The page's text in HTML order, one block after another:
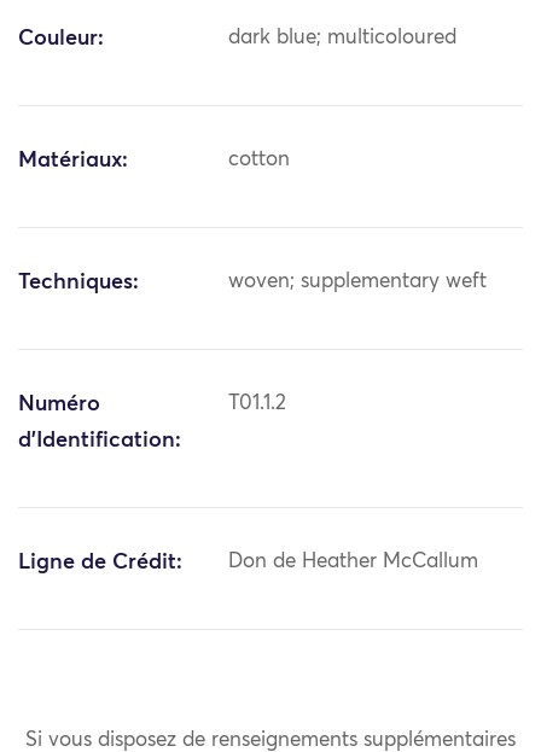
Couleur: dark blue; multicoloured
Matériaux: cotton
Techniques: woven; supplementary weft
Numéro
d'Identification:
T01.1.2
Ligne de Crédit: Don de Heather McCallum
Si vous disposez de renseignements supplémentaires